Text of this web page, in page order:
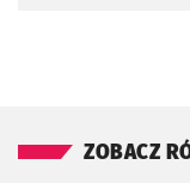
ZOBACZ